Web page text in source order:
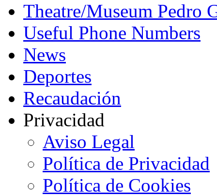
Theatre/Museum Pedro
Useful Phone Numbers
News
Deportes
Recaudación
Privacidad
Aviso Legal
Política de Privacidad
Política de Cookies